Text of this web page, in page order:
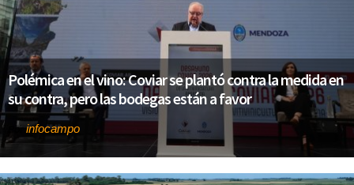
Polémica en el vino: Coviar se plantó contra la medida en
su contra, pero las bodegas están a favor
Porinfocampo